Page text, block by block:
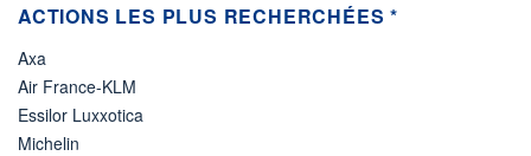
ACTIONS LES PLUS RECHERCHÉES *
Axa
Air France-KLM
Essilor Luxxotica
Michelin